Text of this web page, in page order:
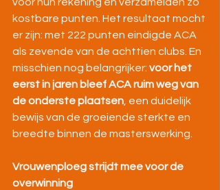
kostbare punten. Het resultaat mocht
er zijn: met 222 punten eindigde ACA
als zevende van de achttien clubs. En
misschien nog belangrijker: voor het
eerst in jaren bleef ACA ruim weg van
de onderste plaatsen , een duidelijk
bewijs van de groeiende sterkte en
breedte binnen de masterswerking.
Vrouwenploeg strijdt mee voor de
overwinning